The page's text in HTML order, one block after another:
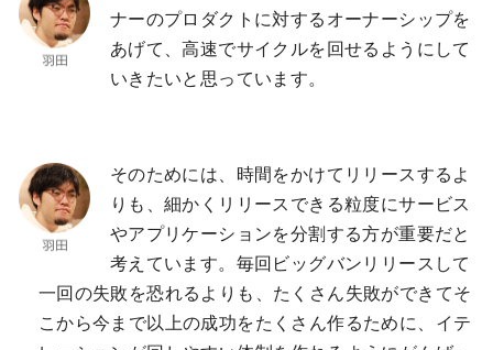
ナーのプロダクトに対するオーナーシップを
あげて、高速でサイクルを回せるようにして
いきたいと思っています。
そのためには、時間をかけてリリースするよ
りも、細かくリリースできる粒度にサービス
やアプリケーションを分割する方が重要だと
考えています。毎回ビッグバンリリースして
一回の失敗を恐れるよりも、たくさん失敗ができてそ
こから今まで以上の成功をたくさん作るために、イテ